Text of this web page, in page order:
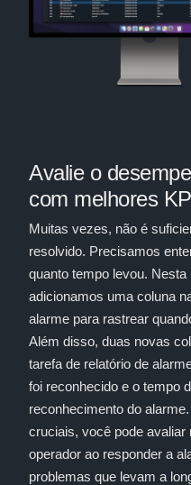
Avalie o
com melhores
Muitas vezes, não é
resolvido. Precisamos
quanto tempo levou.
adicionamos uma coluna
alarme para rastrear
Além disso, duas novas
tarefa de relatório de
foi reconhecido e o tempo
reconhecimento do
cruciais, você pode avaliar
operador ao responder a
problemas que levam a